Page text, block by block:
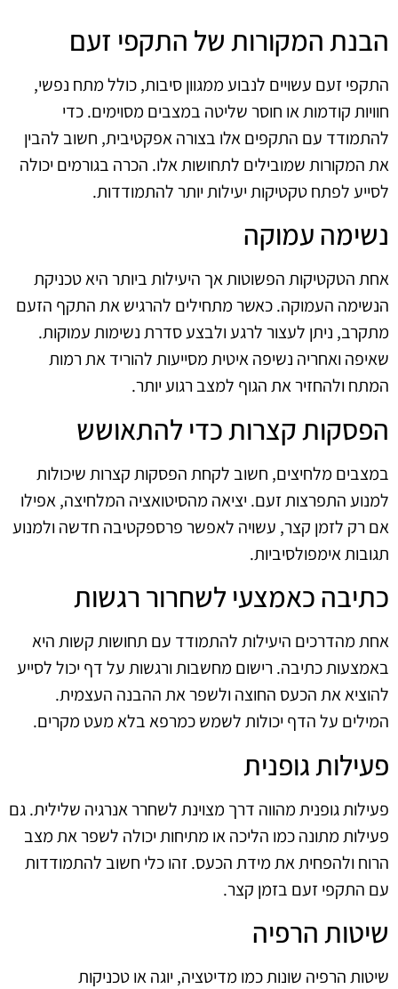
הבנת המקורות של התקפי זעם
התקפי זעם עשויים לנבוע ממגוון סיבות, כולל מתח נפשי,
חוויות קודמות או חוסר שליטה במצבים מסוימים. כדי
להתמודד עם התקפים אלו בצורה אפקטיבית, חשוב להבין
את המקורות שמובילים לתחושות אלו. הכרה בגורמים יכולה
לסייע לפתח טקטיקות יעילות יותר להתמודדות.
נשימה עמוקה
אחת הטקטיקות הפשוטות אך היעילות ביותר היא טכניקת
הנשימה העמוקה. כאשר מתחילים להרגיש את התקף הזעם
מתקרב, ניתן לעצור לרגע ולבצע סדרת נשימות עמוקות.
שאיפה ואחריה נשיפה איטית מסייעות להוריד את רמות
המתח ולהחזיר את הגוף למצב רגוע יותר.
הפסקות קצרות כדי להתאושש
במצבים מלחיצים, חשוב לקחת הפסקות קצרות שיכולות
למנוע התפרצות זעם. יציאה מהסיטואציה המלחיצה, אפילו
אם רק לזמן קצר, עשויה לאפשר פרספקטיבה חדשה ולמנוע
תגובות אימפולסיביות.
כתיבה כאמצעי לשחרור רגשות
אחת מהדרכים היעילות להתמודד עם תחושות קשות היא
באמצעות כתיבה. רישום מחשבות ורגשות על דף יכול לסייע
להוציא את הכעס החוצה ולשפר את ההבנה העצמית.
המילים על הדף יכולות לשמש כמרפא בלא מעט מקרים.
פעילות גופנית
פעילות גופנית מהווה דרך מצוינת לשחרר אנרגיה שלילית. גם
פעילות מתונה כמו הליכה או מתיחות יכולה לשפר את מצב
הרוח ולהפחית את מידת הכעס. זהו כלי חשוב להתמודדות
עם התקפי זעם בזמן קצר.
שיטות הרפיה
שיטות הרפיה שונות כמו מדיטציה, יוגה או טכניקות